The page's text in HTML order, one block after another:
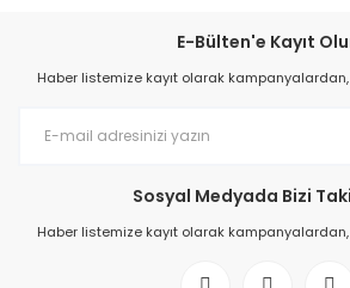
E-Bülten'e Kayıt
Haber listemize kayıt olarak
Sosyal Medyada Bizi
Haber listemize kayıt olarak